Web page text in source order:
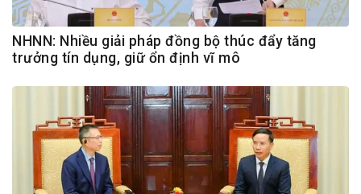
NHNN: Nhiều giải pháp đồng bộ thúc đẩy tăng
trưởng tín dụng, giữ ổn định vĩ mô